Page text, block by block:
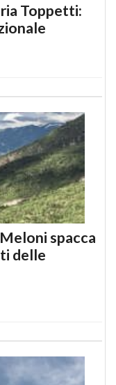
Toppetti:
spacca
delle